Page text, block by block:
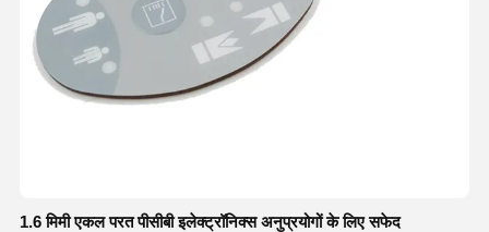
1.6 मिमी एकल परत पीसीबी इलेक्ट्रॉनिक्स अनुप्रयोगों के लिए सफेद